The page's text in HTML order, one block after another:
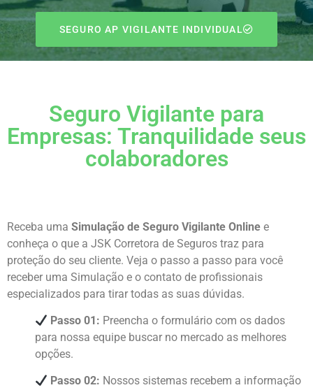
Seguro Vigilante para
Empresas: Tranquilidade seus
colaboradores
Receba uma Simulação de Seguro Vigilante Online e
conheça o que a JSK Corretora de Seguros traz para
proteção do seu cliente. Veja o passo a passo para você
receber uma Simulação e o contato de profissionais
especializados para tirar todas as suas dúvidas.
Passo 01: Preencha o formulário com os dados
para nossa equipe buscar no mercado as melhores
opções.
Passo 02: Nossos sistemas recebem a informação